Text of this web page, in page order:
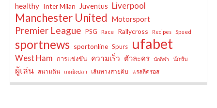
healthy Inter Milan Juventus Liverpool
Manchester United Motorsport
Premier League PSG Race Rallycross Recipes Speed
sportnews sportonline Spurs ufabet
West Ham การแข่งขัน ความเร็ว ตัวละคร นักกีฬา นักขับ
ผู้เล่น สนามดิน เกมยิงปลา เส้นทางสายดิบ แรลลีครอส